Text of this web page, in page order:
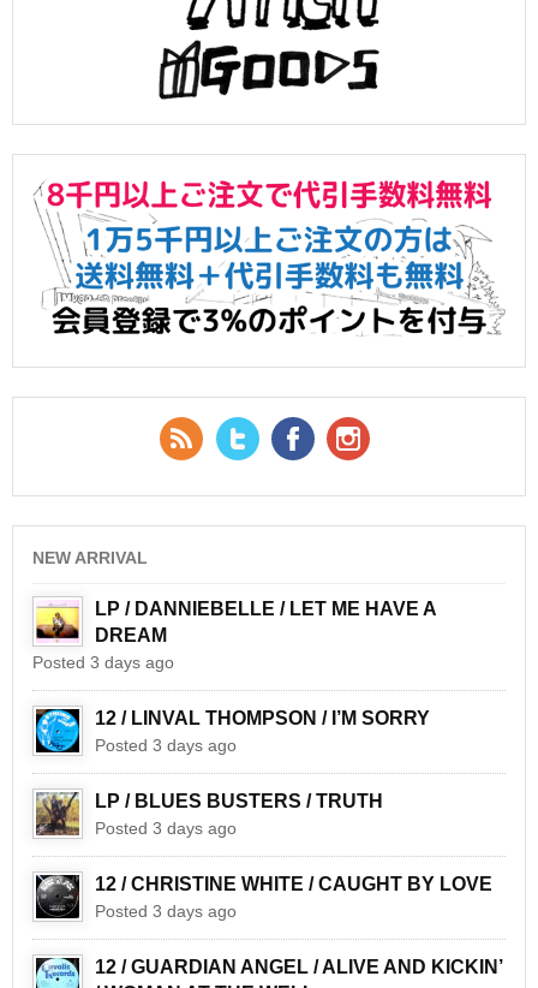
RSS Feed
Twitter Facebook
NEW ARRIVAL
LP / DANNIEBELLE / LET ME HAVE A
DREAM
Posted 3 days ago
12 / LINVAL THOMPSON / I’M SORRY
Posted 3 days ago
LP / BLUES BUSTERS / TRUTH
Posted 3 days ago
12 / CHRISTINE WHITE / CAUGHT BY LOVE
Posted 3 days ago
12 / GUARDIAN ANGEL / ALIVE AND KICKIN’